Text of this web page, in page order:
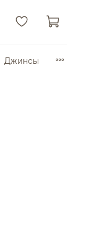
Джинсы